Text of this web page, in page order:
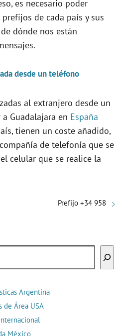
es necesario poder
de cada país y sus
dónde nos están
desde un teléfono
al extranjero desde un
Guadalajara en España
tienen un coste añadido,
de telefonía que se
celular que se realice la
Prefijo +34 958
Argentina
de Área USA
México